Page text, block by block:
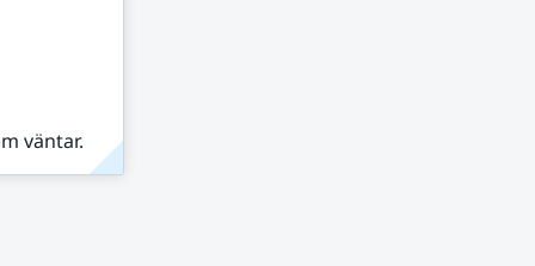
väntar.